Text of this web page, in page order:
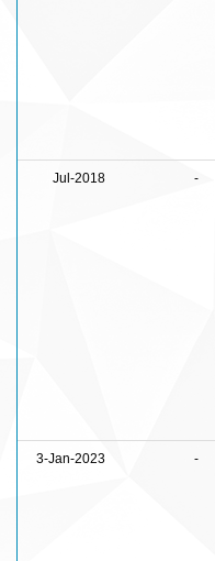
Jul-2018 -
3-Jan-2023 -